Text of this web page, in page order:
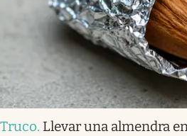
Truco. Llevar una almendra